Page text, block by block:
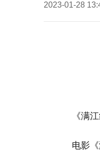
2023-01-28
《满
电影